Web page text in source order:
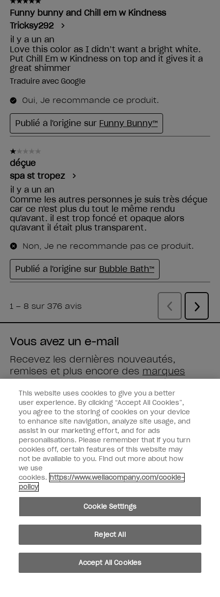
Vous avez un e-mail
Recevez les dernières nouveautés,
remises et plus encore des marques
Saisissez votre adresse e-mail *
Type de client
Consommateur
Professionnel
M'INSCRIRE
Informations clients
OPI & vous
instagramfacebook
This website uses cookies to give you a better
user experience. By clicking “Accept All Cookies”,
you agree to the storing of cookies on your device
to enhance site navigation, analyze site usage, and
assist in our marketing effort, and for ads
personalisations. Please remember that if you turn
cookies off, certain features of this website may
not be available to you. Find out more about how
we use
cookies. https://www.wellacompany.com/cookie-
policy
Cookie Settings
Reject All
Accept All Cookies